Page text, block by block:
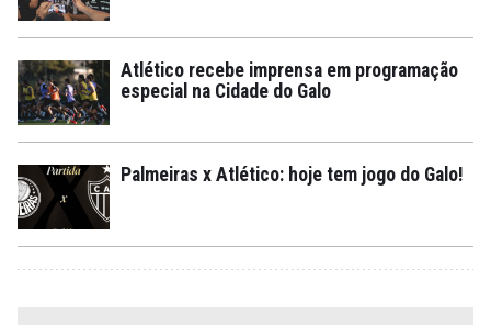
Atlético recebe imprensa em programação
especial na Cidade do Galo
Palmeiras x Atlético: hoje tem jogo do Galo!